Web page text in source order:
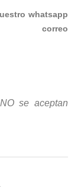
whatsapp
se aceptan